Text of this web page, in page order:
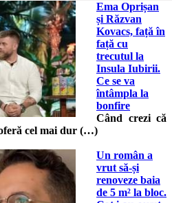
Ema Oprișan
și Răzvan
Kovacs, față în
față cu
trecutul la
Insula Iubirii.
Ce se va
întâmpla la
bonfire
Când crezi că
cel mai dur (…)
Un român a
vrut să-și
renoveze baia
de 5 m² la bloc.